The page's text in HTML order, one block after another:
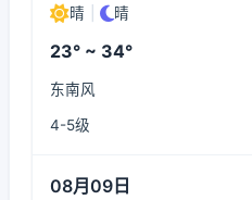
晴 晴
23° ~ 34°
东南风
4-5级
08月09日